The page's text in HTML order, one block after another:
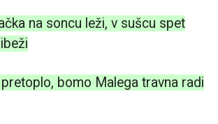
na soncu leži, v sušcu spet
bomo Malega travna radi